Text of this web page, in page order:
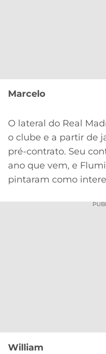
ATLÉTICO
MG
CRUZEIRO
Marcelo
O lateral do Real
o clube e a partir de
pré-contrato. Seu
ano que vem, e
pintaram como
William